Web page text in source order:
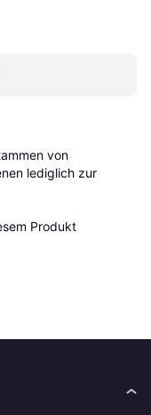
von
lediglich zur
Produkt